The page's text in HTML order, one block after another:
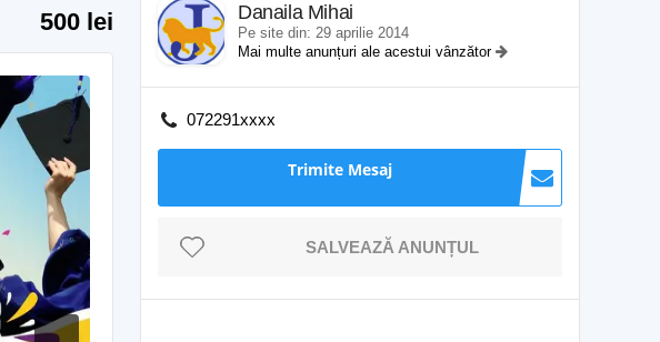
500 lei Danaila Mihai
Pe site din: 29 aprilie 2014
Mai multe anunțuri ale acestui vânzător
072291xxxx
Trimite Mesaj
SALVEAZĂ ANUNȚUL